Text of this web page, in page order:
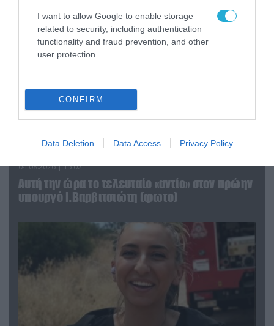
I want to allow Google to enable storage
related to security, including authentication
functionality and fraud prevention, and other
user protection.
CONFIRM
Data Deletion Data Access Privacy Policy
04.08.2026 | 15:02
Αυτή την ώρα το τελευταίο «αντίο» στον πρώην
υπουργό Ι.Βαρβιτσιώτη (φωτο)